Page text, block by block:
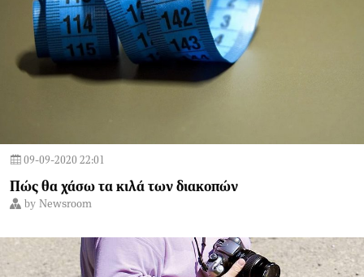
09-09-2020 22:01
Πώς θα χάσω τα κιλά των διακοπών
by Newsroom